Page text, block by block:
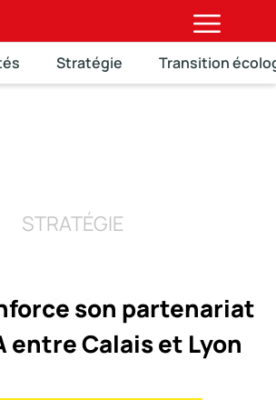
Stratégie Transition
STRATÉGIE
son partenariat
entre Calais et Lyon